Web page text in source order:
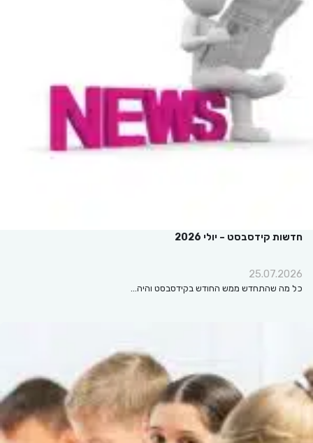
חדשות קידסבסט – יולי 2026
25.07.2026
כל מה שהתחדש ממש החודש בקידסבסט והיה…